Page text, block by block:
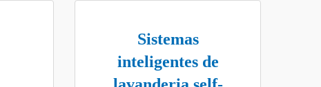
Sistemas
inteligentes de